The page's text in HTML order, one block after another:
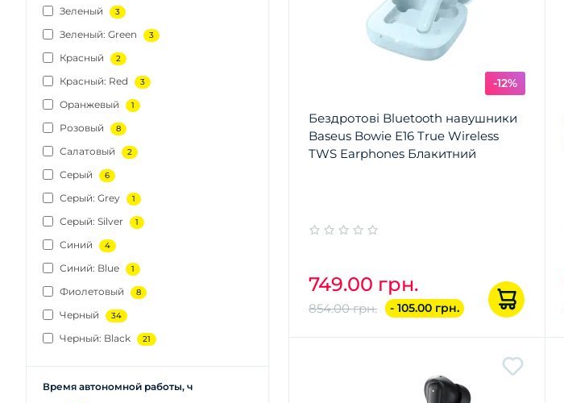
Зеленый 3
Зеленый: Green 3
Красный 2
Красный: Red 3
Оранжевый 1
Розовый 8
Салатовый 2
Серый 6
Серый: Grey 1
Серый: Silver 1
Синий 4
Синий: Blue 1
Фиолетовый 8
Черный 34
Черный: Black 21
Время автономной работы, ч
-12%
Бездротові Bluetooth навушники
Baseus Bowie E16 True Wireless
TWS Earphones Блакитний
749.00 грн.
854.00 грн. - 105.00 грн.